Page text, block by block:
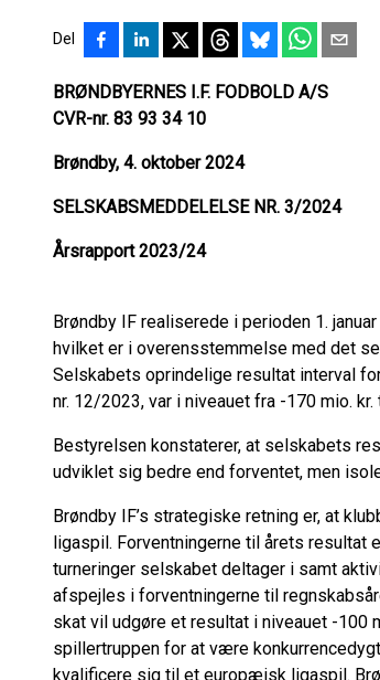
Del
BRØNDBYERNES I.F. FODBOLD A/S
CVR-nr. 83 93 34 10
Brøndby, 4. oktober 2024
SELSKABSMEDDELELSE NR. 3/2024
Årsrapport 2023/24
Brøndby IF realiserede i perioden 1.
hvilket er i overensstemmelse med det
Selskabets oprindelige resultat interval
nr. 12/2023, var i niveauet fra -170 mio. kr.
Bestyrelsen konstaterer, at selskabets
udviklet sig bedre end forventet, men
Brøndby IF’s strategiske retning er, at
ligaspil. Forventningerne til årets resultat
turneringer selskabet deltager i samt
afspejles i forventningerne til
skat vil udgøre et resultat i niveauet -100
spillertruppen for at være
kvalificere sig til et europæisk ligaspil.